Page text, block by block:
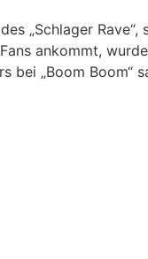
„Schlager Rave“,
ankommt,
„Boom Boom“